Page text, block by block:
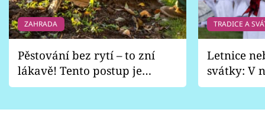
ZAHRADA
Pěstování bez rytí – to zní
lákavě! Tento postup je
vhodný jen pro některé
TRADICE A
Letnice
svátky: V
pondělí